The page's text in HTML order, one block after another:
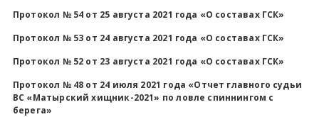
Протокол № 54 от 25 августа 2021 года «О составах ГСК»
Протокол № 53 от 24 августа 2021 года «О составах ГСК»
Протокол № 52 от 23 августа 2021 года «О составах ГСК»
Протокол № 48 от 24 июля 2021 года «Отчет главного судьи
ВC «Матырский хищник-2021» по ловле спиннингом с
берега»